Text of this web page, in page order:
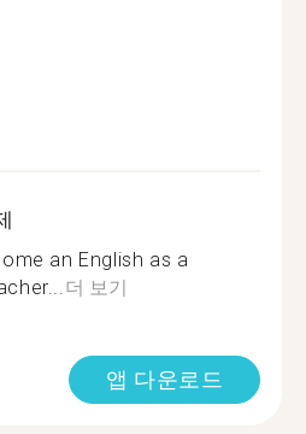
an English as a
더 보기
앱 다운로드